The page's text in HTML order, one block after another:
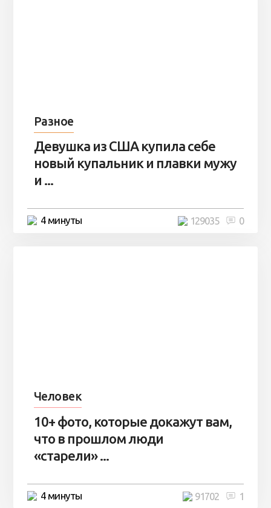
Разное
Девушка из США купила себе
новый купальник и плавки мужу
и ...
4 минуты 0
129035
Человек
10+ фото, которые докажут вам,
что в прошлом люди
«старели» ...
4 минуты 1
91702